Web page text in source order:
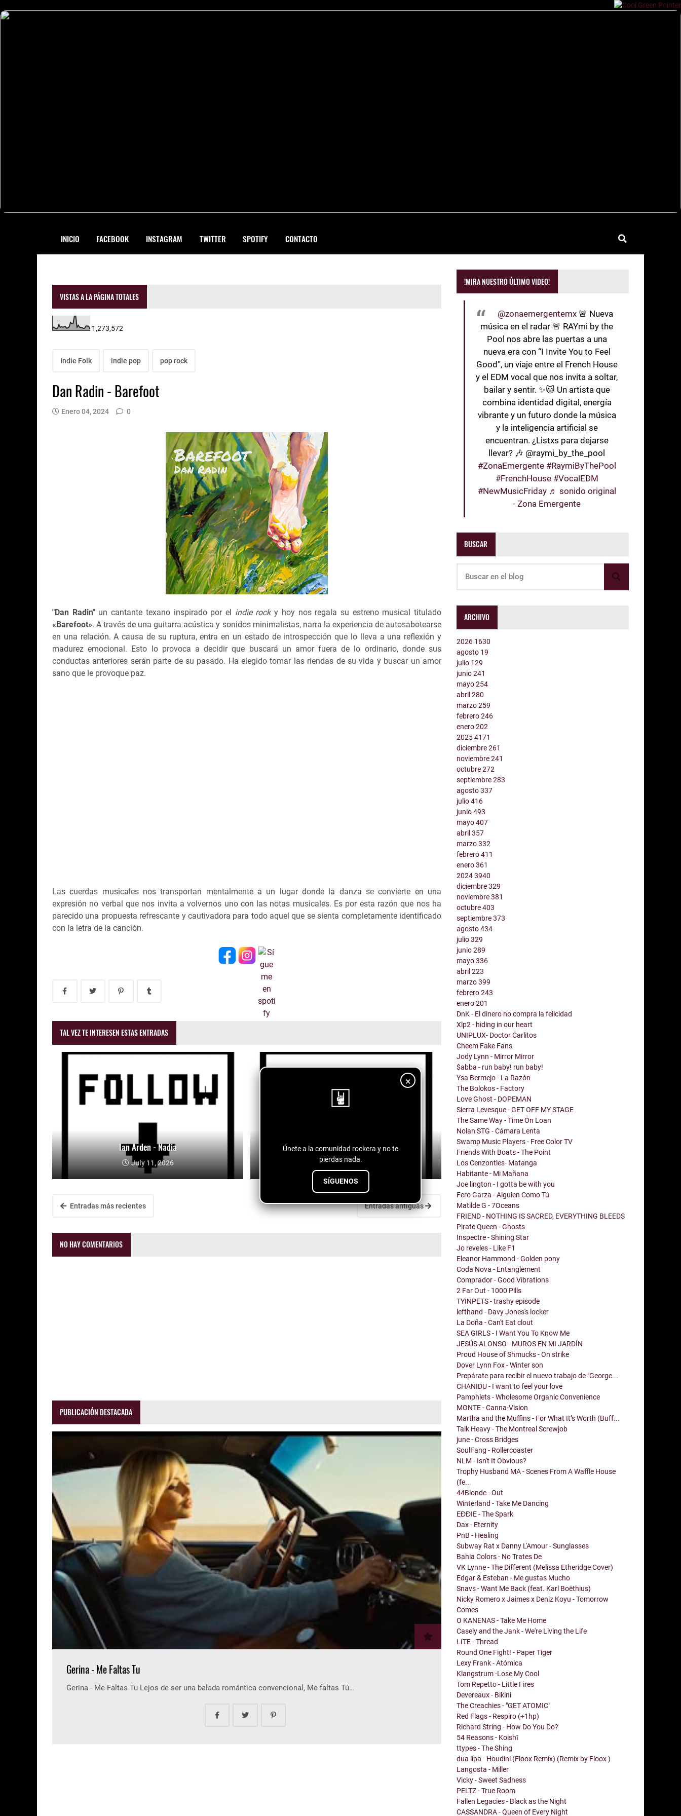
INICIO FACEBOOK INSTAGRAM TWITTER SPOTIFY CONTACTO
×
Únete a la comunidad rockera y no te
pierdas nada.
SÍGUENOS
VISTAS A LA PÁGINA TOTALES
1,273,572
Indie Folk indie pop pop rock
Dan Radin - Barefoot
Enero 04, 2024 0
"Dan Radin"un cantante texano inspirado por el indie rocky hoy nos regala su estreno musical titulado
«Barefoot». A través de una guitarra acústica y sonidos minimalistas, narra la experiencia de autosabotearse
en una relación. A causa de su ruptura, entra en un estado de introspección que lo lleva a una reflexión y
madurez emocional. Esto lo provoca a decidir que buscará un amor fuera de lo ordinario, donde sus
conductas anteriores serán parte de su pasado. Ha elegido tomar las riendas de su vida y buscar un amor
sano que le provoque paz.
Las cuerdas musicales nos transportan mentalmente a un lugar donde la danza se convierte en una
expresión no verbal que nos invita a volvernos uno con las notas musicales. Es por esta razón que nos ha
parecido una propuesta refrescante y cautivadora para todo aquel que se sienta completamente identificado
con la letra de la canción.
TAL VEZ TE INTERESEN ESTAS ENTRADAS
Ian Arden - Nadia
July 11, 2026
B-Rad - Drivin' Up To Georgia
July 10, 2026
Entradas más recientes Entradas antiguas
NO HAY COMENTARIOS
PUBLICACIÓN DESTACADA
Gerina - Me Faltas Tu
Gerina - Me Faltas Tu Lejos de ser una balada romántica convencional, Me faltas Tú…
!MIRA NUESTRO ÚLTIMO VIDEO!
@zonaemergentemx 🚨 Nueva
música en el radar 🚨 RAYmi by the
Pool nos abre las puertas a una
nueva era con “I Invite You to Feel
Good”, un viaje entre el French House
y el EDM vocal que nos invita a soltar,
bailar y sentir. ✨🐱 Un artista que
combina identidad digital, energía
vibrante y un futuro donde la música
y la inteligencia artificial se
encuentran. ¿Listxs para dejarse
llevar? 🎶 @raymi_by_the_pool
#ZonaEmergente #RaymiByThePool
#FrenchHouse #VocalEDM
#NewMusicFriday ♬ sonido original
- Zona Emergente
BUSCAR
ARCHIVO
2026 1630
agosto 19
julio 129
junio241
mayo254
abril280
marzo259
febrero246
enero202
20254171
diciembre261
noviembre241
octubre272
septiembre283
agosto337
julio416
junio493
mayo407
abril357
marzo332
febrero411
enero361
20243940
diciembre329
noviembre381
octubre403
septiembre373
agosto434
julio329
junio289
mayo336
abril223
marzo399
febrero243
enero201
DnK - El dinero no compra la felicidad
Xlp2 - hiding in our heart
UNIPLUX- Doctor Carlitos
Cheem Fake Fans
Jody Lynn - Mirror Mirror
$abba - run baby! run baby!
Ysa Bermejo - La Razón
The Bolokos - Factory
Love Ghost - DOPEMAN
Sierra Levesque - GET OFF MY STAGE
The Same Way - Time On Loan
Nolan STG - Cámara Lenta
Swamp Music Players - Free Color TV
Friends With Boats - The Point
Los Cenzontles- Matanga
Habitante - Mi Mañana
Joe lington - I gotta be with you
Fero Garza - Alguien Como Tú
Matilde G - 7Oceans
FRIEND - NOTHING IS SACRED, EVERYTHING BLEEDS
Pirate Queen - Ghosts
Inspectre - Shining Star
Jo reveles - Like F1
Eleanor Hammond - Golden pony
Coda Nova - Entanglement
Comprador - Good Vibrations
2 Far Out - 1000 Pills
TYINPETS - trashy episode
lefthand - Davy Jones's locker
La Doña - Can't Eat clout
SEA GIRLS - I Want You To Know Me
JESÚS ALONSO - MUROS EN MI JARDÍN
Proud House of Shmucks - On strike
Dover Lynn Fox - Winter son
Prepárate para recibir el nuevo trabajo de "George...
CHANIDU - I want to feel your love
Pamphlets - Wholesome Organic Convenience
MONTE - Canna-Vision
Martha and the Muffins - For What It’s Worth (Buff...
Talk Heavy - The Montreal Screwjob
june - Cross Bridges
SoulFang - Rollercoaster
NLM - Isn't It Obvious?
Trophy Husband MA - Scenes From A Waffle House
(fe...
44Blonde - Out
Winterland - Take Me Dancing
EĐĐIE - The Spark
Dax - Eternity
PnB - Healing
Subway Rat x Danny L'Amour - Sunglasses
Bahia Colors - No Trates De
VK Lynne - The Different (Melissa Etheridge Cover)
Edgar & Esteban - Me gustas Mucho
Snavs - Want Me Back (feat. Karl Boëthius)
Nicky Romero x Jaimes x Deniz Koyu - Tomorrow
Comes
O KANENAS - Take Me Home
Casely and the Jank - We're Living the Life
LITE - Thread
Round One Fight! - Paper Tiger
Lexy Frank - Atómica
Klangstrum -Lose My Cool
Tom Repetto - Little Fires
Devereaux - Bikini
The Creachies - "GET ATOMIC"
Red Flags - Respiro (+1hp)
Richard String - How Do You Do?
54 Reasons - Koishī
ttypes - The Shing
dua lipa - Houdini (Floox Remix) (Remix by Floox )
Langosta - Miller
Vicky - Sweet Sadness
PELTZ - True Room
Fallen Legacies - Black as the Night
CASSANDRA - Queen of Every Night